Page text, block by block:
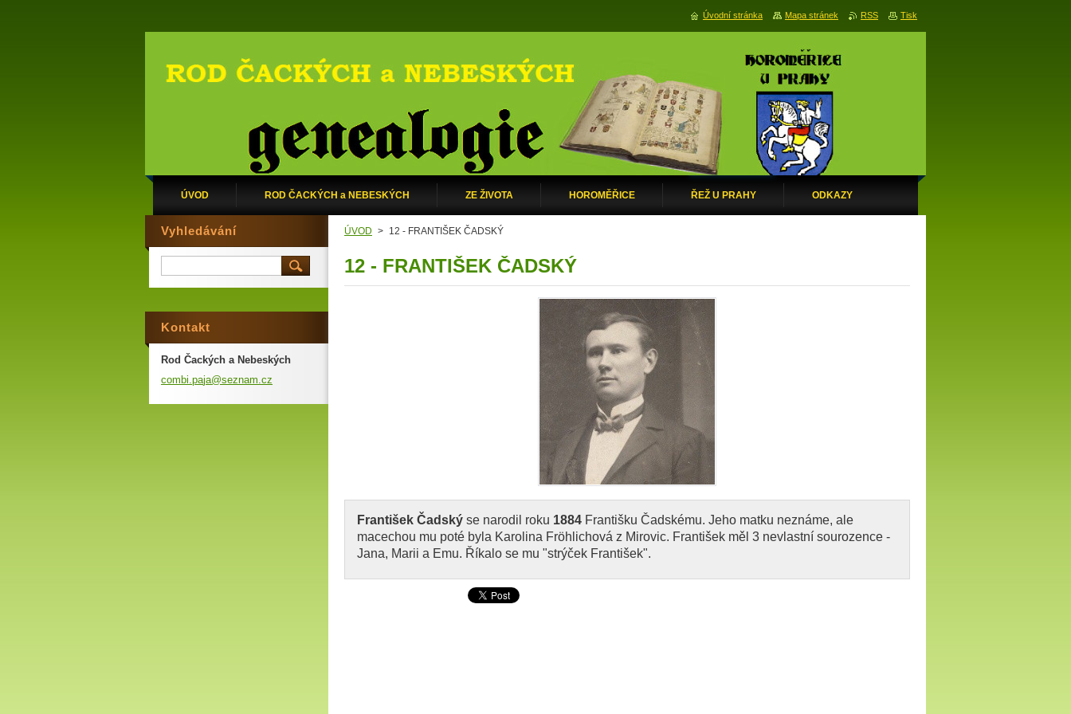
ÚVOD ROD ČACKÝCH a NEBESKÝCH ZE ŽIVOTA HOROMĚŘICE ŘEŽ U PRAHY ODKAZY
ÚVOD > 12 - FRANTIŠEK ČADSKÝ
12 - FRANTIŠEK ČADSKÝ
František Čadský se narodil roku 1884 Františku Čadskému. Jeho matku neznáme, ale
macechou mu poté byla Karolina Fröhlichová z Mirovic. František měl 3 nevlastní sourozence -
Jana, Marii a Emu. Říkalo se mu "strýček František".
Vyhledávání
Kontakt
Rod Čackých a Nebeských
combi.paja@seznam.cz
Úvodní stránka Mapa stránek RSS Tisk